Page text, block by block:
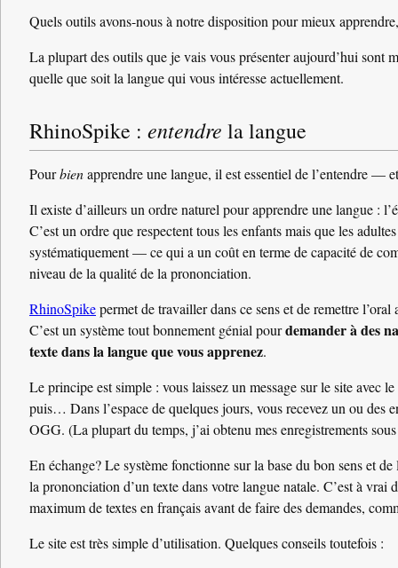
Quels outils avons-nous à notre disposition pour mieux
La plupart des outils que je vais vous présenter aujourd’hui sont
quelle que soit la langue qui vous intéresse actuellement.
RhinoSpike : entendre la langue
Pourbienapprendre une langue, il est essentiel de l’entendre —
Il existe d’ailleurs un ordre naturel pour apprendre une langue :
C’est un ordre que respectent tous les enfants mais que les
systématiquement — ce qui a un coût en terme de capacité de
niveau de la qualité de la prononciation.
RhinoSpikepermet de travailler dans ce sens et de remettre l’oral
C’est un système tout bonnement génial pourdemander à des
texte dans la langue que vous apprenez.
Le principe est simple : vous laissez un message sur le site avec
puis… Dans l’espace de quelques jours, vous recevez un ou des
OGG. (La plupart du temps, j’ai obtenu mes enregistrements
En échange? Le système fonctionne sur la base du bon sens et
la prononciation d’un texte dans votre langue natale. C’est à
maximum de textes en français avant de faire des demandes,
Le site est très simple d’utilisation. Quelques conseils toutefois :